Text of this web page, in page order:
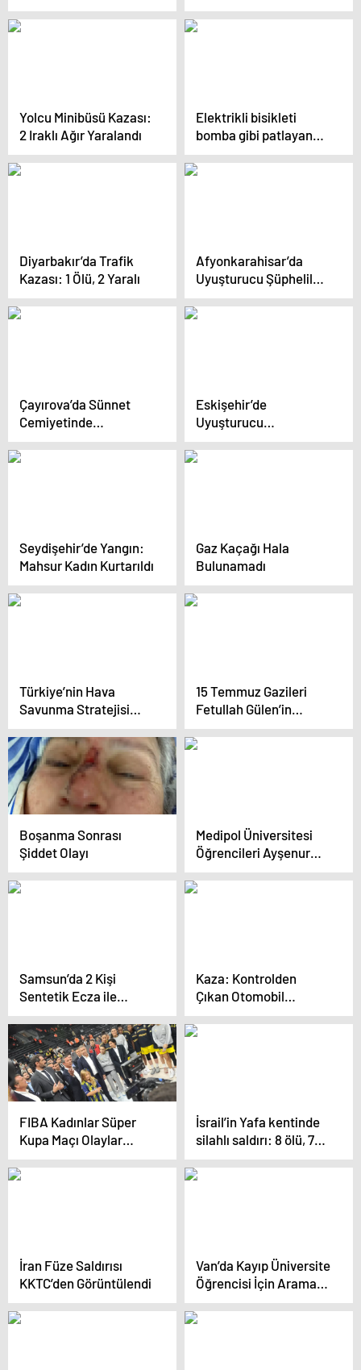
yaşındaki Eslem’in
parmağı koptu
kaybetti
Yolcu Minibüsü Kazası:
2 Iraklı Ağır Yaralandı
Elektrikli bisikleti
bomba gibi patlayan
genç, yaşamını yitirdi
Diyarbakır’da Trafik
Kazası: 1 Ölü, 2 Yaralı
Afyonkarahisar’da
Uyuşturucu Şüphelileri
Yakalandı
Çayırova’da Sünnet
Cemiyetinde
Zehirlenme Vakaları
Eskişehir’de
Uyuşturucu
Operasyonu
Seydişehir’de Yangın:
Mahsur Kadın Kurtarıldı
Gaz Kaçağı Hala
Bulunamadı
Türkiye’nin Hava
Savunma Stratejisi
Güncellenmeli
15 Temmuz Gazileri
Fetullah Gülen’in
Ölümünü Davul
Zurnayla Kutladı
Boşanma Sonrası
Şiddet Olayı
Medipol Üniversitesi
Öğrencileri Ayşenur
Halil İçin Protesto
Düzenledi
Samsun’da 2 Kişi
Sentetik Ecza ile
Tutuklandı
Kaza: Kontrolden
Çıkan Otomobil
Devrildi, 5 Yaralı
FIBA Kadınlar Süper
Kupa Maçı Olaylar
Nedeniyle Yarına
Ertelendi
İsrail’in Yafa kentinde
silahlı saldırı: 8 ölü, 7
yaralı
İran Füze Saldırısı
KKTC’den Görüntülendi
Van’da Kayıp Üniversite
Öğrencisi İçin Arama
Çalışmaları Devam
Ediyor